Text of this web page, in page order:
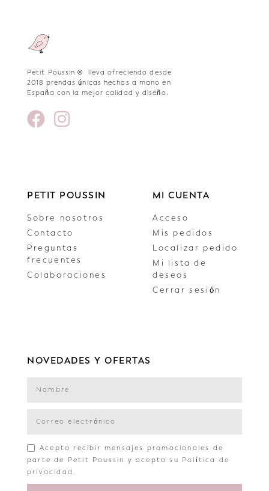
Petit Poussin ® lleva ofreciendo desde
2018 prendas únicas hechas a mano en
España con la mejor calidad y diseño.
PETIT POUSSIN
Sobre nosotros
Contacto
Preguntas
frecuentes
Colaboraciones
MI CUENTA
Acceso
Mis pedidos
Localizar pedido
Mi lista de
deseos
Cerrar sesión
NOVEDADES Y OFERTAS
Acepto recibir mensajes promocionales de
parte de Petit Poussin y acepto su Política de
privacidad .